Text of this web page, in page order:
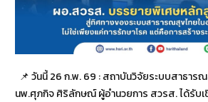
📌 วันนี้ 26 ก.พ. 69 : สถาบันวิจัยระบบสาธาร
นพ.ศุภกิจ ศิริลักษณ์ ผู้อำนวยการ สวรส. ได้รับเ